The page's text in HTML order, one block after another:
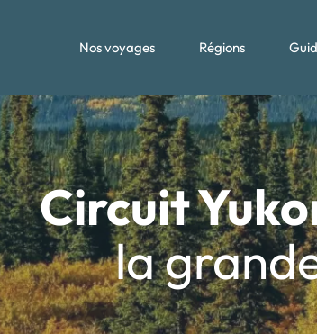
Nos voyages Régions
Circuit
la